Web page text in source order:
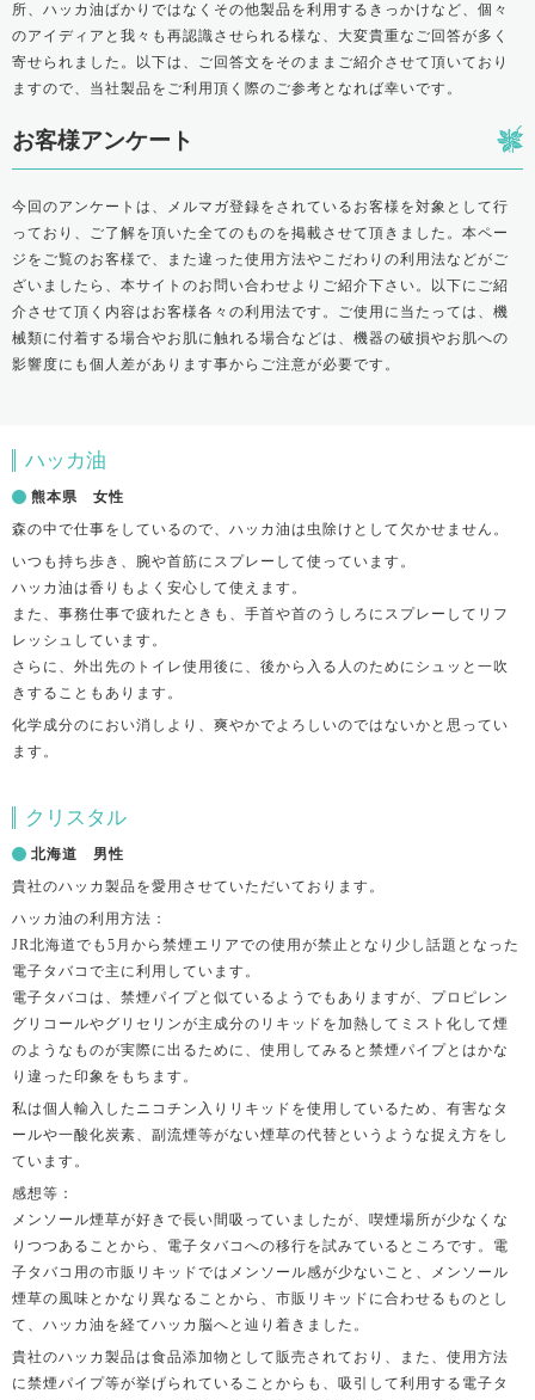
所、ハッカ油ばかりではなくその他製品を利用するきっかけなど、個々
のアイディアと我々も再認識させられる様な、大変貴重なご回答が多く
寄せられました。以下は、ご回答文をそのままご紹介させて頂いており
ますので、当社製品をご利用頂く際のご参考となれば幸いです。
お客様アンケート
今回のアンケートは、メルマガ登録をされているお客様を対象として行
っており、ご了解を頂いた全てのものを掲載させて頂きました。本ペー
ジをご覧のお客様で、また違った使用方法やこだわりの利用法などがご
ざいましたら、本サイトのお問い合わせよりご紹介下さい。以下にご紹
介させて頂く内容はお客様各々の利用法です。ご使用に当たっては、機
械類に付着する場合やお肌に触れる場合などは、機器の破損やお肌への
影響度にも個人差があります事からご注意が必要です。
ハッカ油
熊本県 女性
森の中で仕事をしているので、ハッカ油は虫除けとして欠かせません。
いつも持ち歩き、腕や首筋にスプレーして使っています。
ハッカ油は香りもよく安心して使えます。
また、事務仕事で疲れたときも、手首や首のうしろにスプレーしてリフ
レッシュしています。
さらに、外出先のトイレ使用後に、後から入る人のためにシュッと一吹
きすることもあります。
化学成分のにおい消しより、爽やかでよろしいのではないかと思ってい
ます。
クリスタル
北海道 男性
貴社のハッカ製品を愛用させていただいております。
ハッカ油の利用方法：
JR北海道でも5月から禁煙エリアでの使用が禁止となり少し話題となった
電子タバコで主に利用しています。
電子タバコは、禁煙パイプと似ているようでもありますが、プロピレン
グリコールやグリセリンが主成分のリキッドを加熱してミスト化して煙
のようなものが実際に出るために、使用してみると禁煙パイプとはかな
り違った印象をもちます。
私は個人輸入したニコチン入りリキッドを使用しているため、有害なタ
ールや一酸化炭素、副流煙等がない煙草の代替というような捉え方をし
ています。
感想等：
メンソール煙草が好きで長い間吸っていましたが、喫煙場所が少なくな
りつつあることから、電子タバコへの移行を試みているところです。電
子タバコ用の市販リキッドではメンソール感が少ないこと、メンソール
煙草の風味とかなり異なることから、市販リキッドに合わせるものとし
て、ハッカ油を経てハッカ脳へと辿り着きました。
貴社のハッカ製品は食品添加物として販売されており、また、使用方法
に禁煙パイプ等が挙げられていることからも、吸引して利用する電子タ